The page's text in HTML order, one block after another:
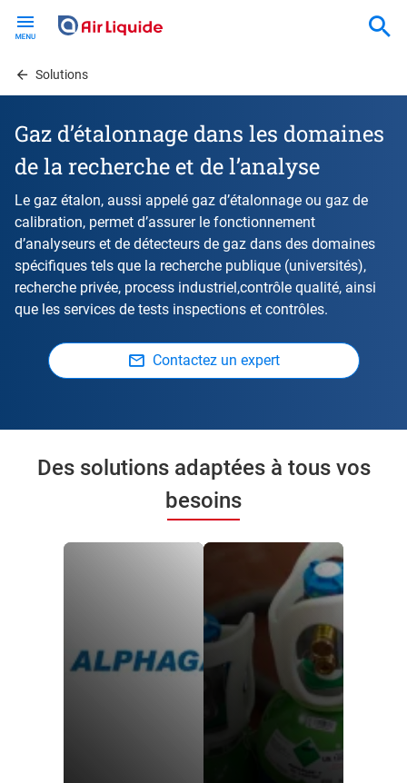
contentSolutions
Gaz d’étalonnage dans les domaines
de la recherche et de l’analyse
Le gaz étalon, aussi appelé gaz d’étalonnage ou gaz de
calibration, permet d’assurer le fonctionnement
d’analyseurs et de détecteurs de gaz dans des domaines
spécifiques tels que la recherche publique (universités),
recherche privée, process industriel,contrôle qualité, ainsi
que les services de tests inspections et contrôles.
Contactez un expert
Des solutions adaptées à tous vos
besoins